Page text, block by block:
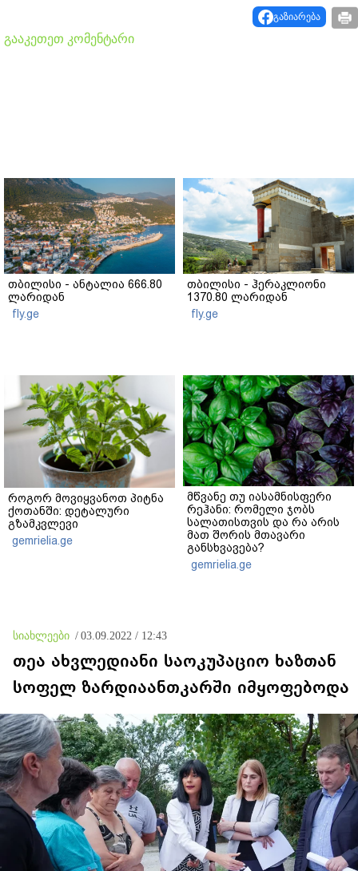
გაზიარება
გააკეთეთ კომენტარი
თბილისი - ანტალია 666.80
ლარიდან
fly.ge
თბილისი - ჰერაკლიონი
1370.80 ლარიდან
fly.ge
როგორ მოვიყვანოთ პიტნა
ქოთანში: დეტალური
გზამკვლევი
gemrielia.ge
მწვანე თუ იასამნისფერი
რეჰანი: რომელი ჯობს
სალათისთვის და რა არის
მათ შორის მთავარი
განსხვავება?
gemrielia.ge
სიახლეები / 03.09.2022 / 12:43
თეა ახვლედიანი საოკუპაციო ხაზთან
სოფელ ზარდიაანთკარში იმყოფებოდა